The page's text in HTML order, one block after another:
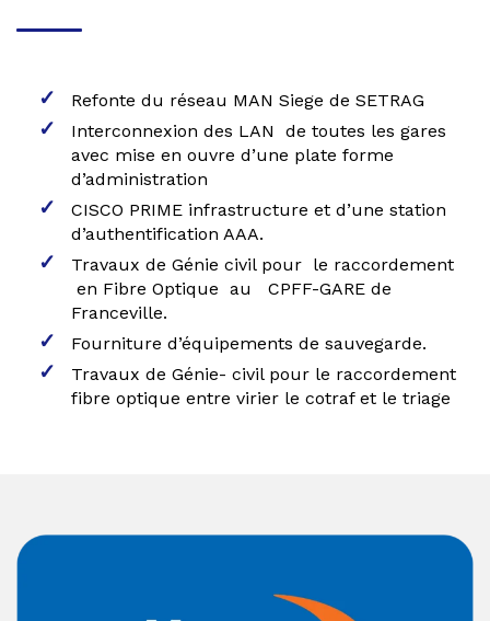
Refonte du réseau MAN Siege de SETRAG
Interconnexion des LAN de toutes les gares
avec mise en ouvre d’une plate forme
d’administration
CISCO PRIME infrastructure et d’une station
d’authentification AAA.
Travaux de Génie civil pour le raccordement
en Fibre Optique au CPFF-GARE de
Franceville.
Fourniture d’équipements de sauvegarde.
Travaux de Génie- civil pour le raccordement
fibre optique entre virier le cotraf et le triage